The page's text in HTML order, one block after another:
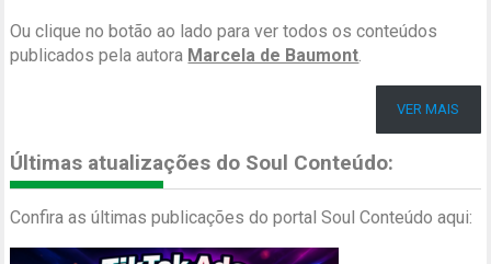
Ou clique no botão ao lado para ver todos os conteúdos
publicados pela autora Marcela de Baumont.
VER MAIS
Últimas atualizações do Soul Conteúdo:
Confira as últimas publicações do portal Soul Conteúdo aqui: